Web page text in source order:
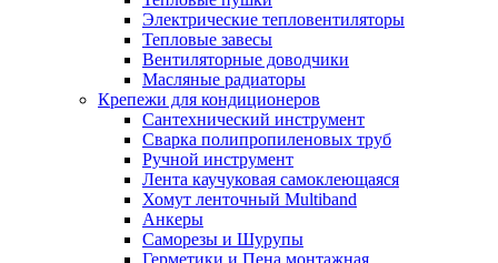
Электрические тепловентиляторы
Тепловые завесы
Вентиляторные доводчики
Масляные радиаторы
Крепежи для кондиционеров
Сантехнический инструмент
Сварка полипропиленовых труб
Ручной инструмент
Лента каучуковая самоклеющаяся
Хомут ленточный Multiband
Анкеры
Саморезы и Шурупы
Герметики и Пена монтажная